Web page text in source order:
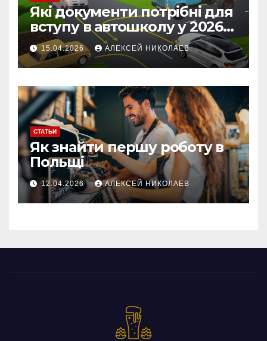
Які документи потрібні для
вступу в автошколу у 2026
році + як пройти навчання
онлайн
15.04.2026 АЛЕКСЕЙ НИКОЛАЕВ
СТАТЬИ
Як знайти першу роботу в
Польщі
12.04.2026 АЛЕКСЕЙ НИКОЛАЕВ